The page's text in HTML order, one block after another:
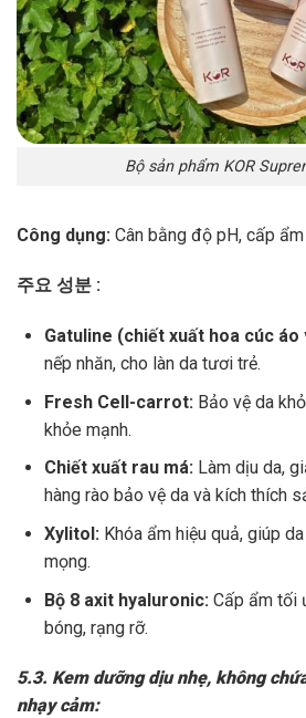
Bộ sản phẩm KOR
Công dụng: Cân bằng độ pH, cấp
주요 성분 :
Gatuline (chiết xuất hoa cúc áo
nếp nhăn, cho làn da tươi trẻ.
Fresh Cell-carrot: Bảo vệ da
khỏe mạnh.
Chiết xuất rau má: Làm dịu da,
hàng rào bảo vệ da và kích thích
Xylitol: Khóa ẩm hiệu quả, giúp
mọng.
Bộ 8 axit hyaluronic: Cấp ẩm tối
bóng, rạng rỡ.
5.3. Kem dưỡng dịu nhẹ, không
nhạy cảm: